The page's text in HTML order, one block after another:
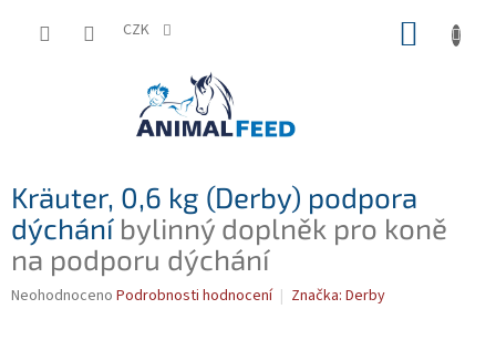
CZK
Kräuter, 0,6 kg (Derby) podpora
dýchání bylinný doplněk pro koně
na podporu dýchání
Průměrné
Neohodnoceno Podrobnosti hodnocení Značka: Derby